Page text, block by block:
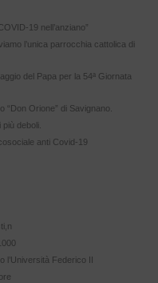
19 nell’anziano”
l’unica parrocchia cattolica di
del Papa per la 54ª Giornata
Orione” di Savignano.
deboli.
anti Covid-19
Federico II